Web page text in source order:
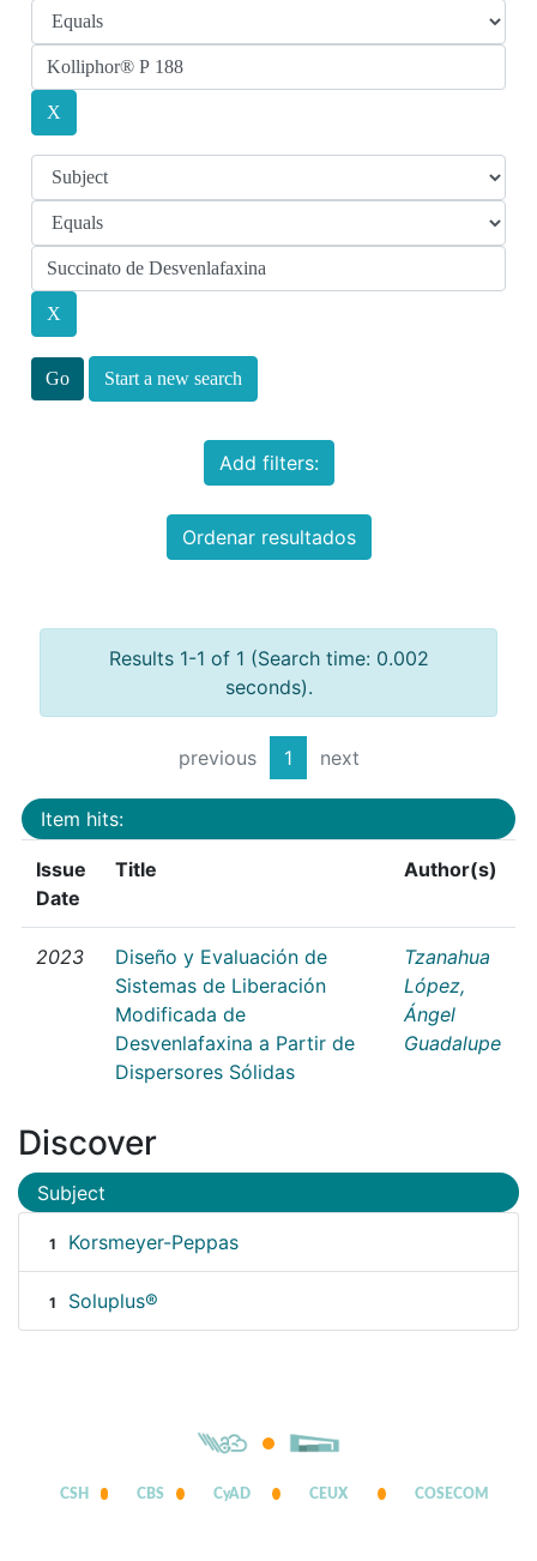
Start a new search
Add filters:
Ordenar resultados
Results 1-1 of 1 (Search time: 0.002
seconds).
previous 1 next
Item hits:
Issue
Date
Title Author(s)
2023
Diseño y Evaluación de
Sistemas de Liberación
Modificada de
Desvenlafaxina a Partir de
Dispersores Sólidas
Tzanahua
López,
Ángel
Guadalupe
Discover
Subject
1 Korsmeyer-Peppas
1 Soluplus®
CSH CBS CyAD CEUX COSECOM